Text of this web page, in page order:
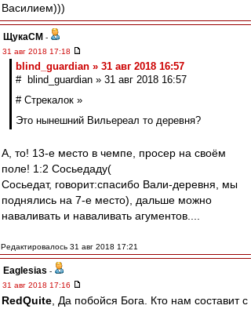
Василием)))
ЩукаСМ -
31 авг 2018 17:18
blind_guardian » 31 авг 2018 16:57
# blind_guardian » 31 авг 2018 16:57
# Стрекалок »
Это нынешний Вильереал то деревня?
А, то! 13-е место в чемпе, просер на своём
поле! 1:2 Сосьедаду(
Сосьедат, говорит:спасибо Вали-деревня, мы
поднялись на 7-е место), дальше можно
наваливать и наваливать агументов....
Редактировалось 31 авг 2018 17:21
Eaglesias -
31 авг 2018 17:16
RedQuite , Да побойся Бога. Кто нам составит с